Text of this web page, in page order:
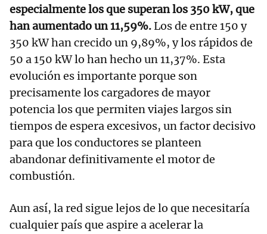
especialmente los que superan los 350 kW, que
han aumentado un 11,59%.Los de entre 150 y
350 kW han crecido un 9,89%, y los rápidos de
50 a 150 kW lo han hecho un 11,37%. Esta
evolución es importante porque son
precisamente los cargadores de mayor
potencia los que permiten viajes largos sin
tiempos de espera excesivos, un factor decisivo
para que los conductores se planteen
abandonar definitivamente el motor de
combustión.
Aun así, la red sigue lejos de lo que necesitaría
cualquier país que aspire a acelerar la